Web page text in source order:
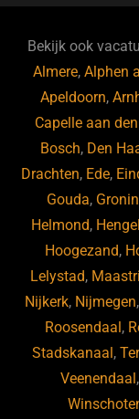
b
o
o
k
ky
Bekijk ook
Almere,Alphen
Apeldoorn,
Capelle aan
Bosch, Den
Drachten, Ede,
Gouda,
Helmond,
Hoogezand,
Lelystad,
Nijkerk, Nijmegen,
Roosendaal,
Stadskanaal,
Veenendaal